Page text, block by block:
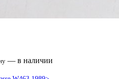
— в наличии